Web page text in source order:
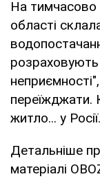
На тимчасово
області
переїжджати.
житло... у Росії.
Детальніше
матеріалі